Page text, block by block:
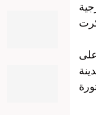
وزراء خارجية